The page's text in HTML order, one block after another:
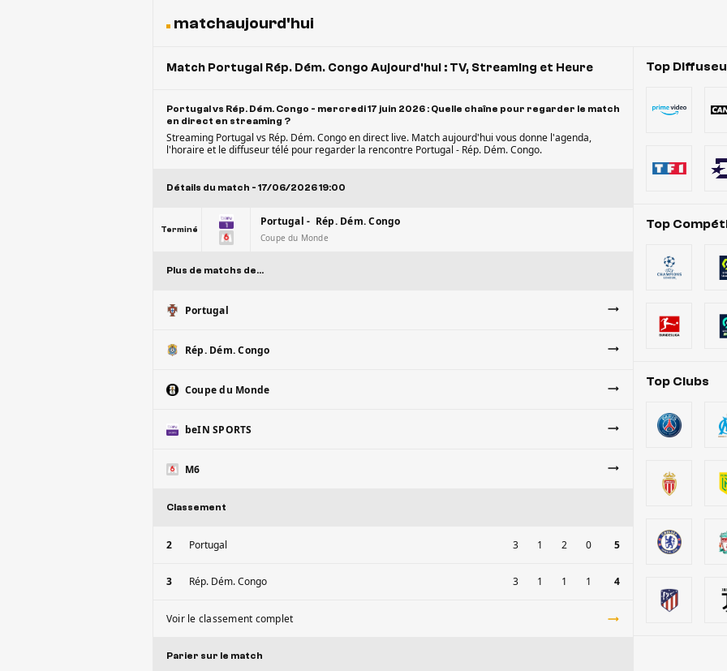
matchaujourd'hui
Match Portugal Rép. Dém. Congo Aujourd'hui : TV, Streaming et Heure
Portugal vs Rép. Dém. Congo - mercredi 17 juin 2026 : Quelle chaîne pour regarder le match
en direct en streaming ?
Streaming Portugal vs Rép. Dém. Congo en direct live. Match aujourd'hui vous donne l'agenda,
l'horaire et le diffuseur télé pour regarder la rencontre Portugal - Rép. Dém. Congo.
Détails du match - 17/06/2026 19:00
Terminé
Portugal - Rép. Dém. Congo
Coupe du Monde
Plus de matchs de...
Portugal
Rép. Dém. Congo
Coupe du Monde
beIN SPORTS
M6
Classement
2 Portugal 3 1 2 0 5
3 Rép. Dém. Congo 3 1 1 1 4
Voir le classement complet
Parier sur le match
Top
Top
Top Clubs